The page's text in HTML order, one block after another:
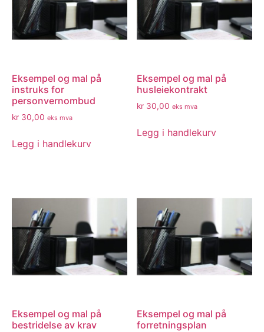
Eksempel og mal på
instruks for
personvernombud
kr 30,00 eks mva
Legg i handlekurv
Eksempel og mal på
husleiekontrakt
kr 30,00 eks mva
Legg i handlekurv
Eksempel og mal på
bestridelse av krav
Eksempel og mal på
forretningsplan